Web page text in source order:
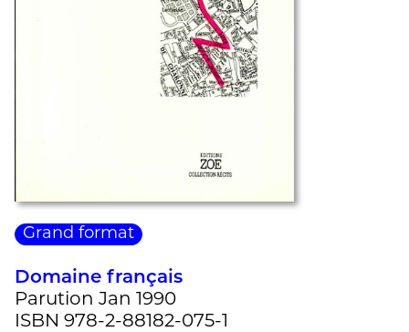
Médiation culturelle
Mentions légales
Grand format
Domaine français
Parution Jan 1990
ISBN 978-2-88182-075-1